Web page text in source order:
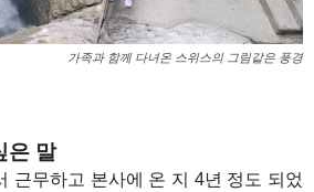
가족과 함께 다녀온 스위스의 그림같은 풍경
은 말
근무하고 본사에 온 지 4년 정도 되었